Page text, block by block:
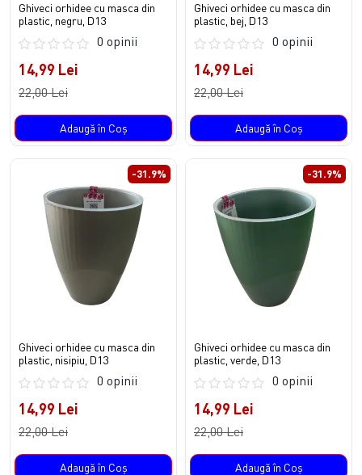
Ghiveci orhidee cu masca din
plastic, negru, D13
0 opinii
14,99 Lei
22,00 Lei
Adaugă în Coş
Ghiveci orhidee cu masca din
plastic, bej, D13
0 opinii
14,99 Lei
22,00 Lei
Adaugă în Coş
-31.9%
Ghiveci orhidee cu masca din
plastic, nisipiu, D13
0 opinii
14,99 Lei
22,00 Lei
Adaugă în Coş
-31.9%
Ghiveci orhidee cu masca din
plastic, verde, D13
0 opinii
14,99 Lei
22,00 Lei
Adaugă în Coş